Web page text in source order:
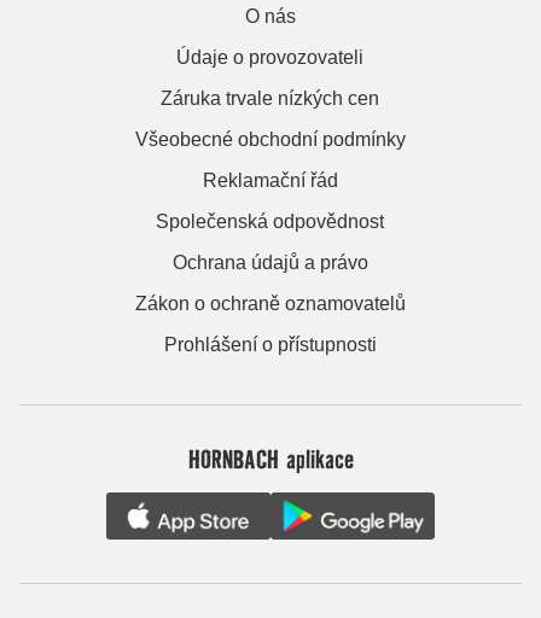
O nás
Údaje o provozovateli
Záruka trvale nízkých cen
Všeobecné obchodní podmínky
Reklamační řád
Společenská odpovědnost
Ochrana údajů a právo
Zákon o ochraně oznamovatelů
Prohlášení o přístupnosti
HORNBACH aplikace